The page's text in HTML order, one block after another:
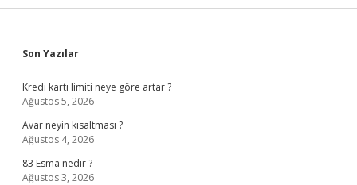
Sidebar
Son Yazılar
Kredi kartı limiti neye göre artar ?
Ağustos 5, 2026
Avar neyin kısaltması ?
Ağustos 4, 2026
83 Esma nedir ?
Ağustos 3, 2026